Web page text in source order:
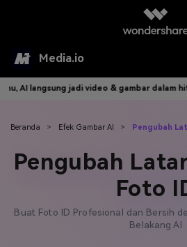
Media.io
Alat AI
AI Video
AI Gambar
Model AI yang Didukung
Produk AI
Asisten Video AI
Efek AI
jadi video & gambar dalam hitungan
Beranda > Efek Gambar AI > Pengubah
Pengubah
Foto
Buat Foto ID Profesional dan Bersih
Belakang AI